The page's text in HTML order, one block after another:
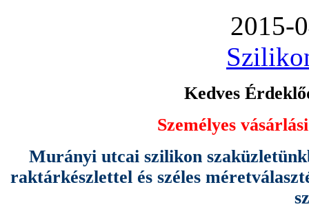
2015-
Kedves
Személyes
Murányi utcai szilikon
raktárkészlettel és széles